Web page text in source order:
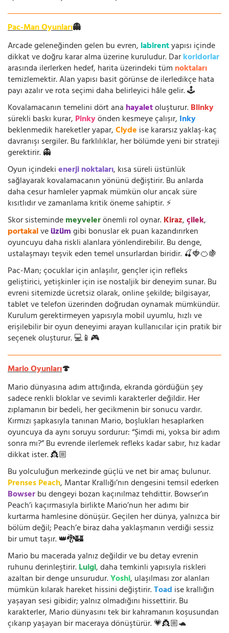
Pac-Man Oyunları👻
Arcade geleneğinden gelen bu evren, labirentyapısı içinde
dikkat ve doğru karar alma üzerine kuruludur. Darkoridorlar
arasında ilerlerken hedef, harita üzerindeki tüm noktaları
temizlemektir. Alan yapısı basit görünse de ilerledikçe hata
payı azalır ve rota seçimi daha belirleyici hâle gelir. 🕹️
Kovalamacanın temelini dört ana hayaletoluşturur.Blinky
sürekli baskı kurar, Pinkyönden kesmeye çalışır, Inky
beklenmedik hareketler yapar,Clyde ise kararsız yaklaş-kaç
davranışı sergiler. Bu farklılıklar, her bölümde yeni bir strateji
gerektirir. 👻
Oyun içindekienerji noktaları, kısa süreli üstünlük
sağlayarak kovalamacanın yönünü değiştirir. Bu anlarda
daha cesur hamleler yapmak mümkün olur ancak süre
kısıtlıdır ve zamanlama kritik öneme sahiptir. ⚡
Skor sistemindemeyvelerönemli rol oynar.Kiraz,çilek,
portakalveüzümgibi bonuslar ek puan kazandırırken
oyuncuyu daha riskli alanlara yönlendirebilir. Bu denge,
ustalaşmayı teşvik eden temel unsurlardan biridir. 🍒🍓🍊🍇
Pac-Man; çocuklar için anlaşılır, gençler için refleks
geliştirici, yetişkinler için ise nostaljik bir deneyim sunar. Bu
evreni sitemizde ücretsiz olarak, online şekilde; bilgisayar,
tablet ve telefon üzerinden doğrudan oynamak mümkündür.
Kurulum gerektirmeyen yapısıyla mobil uyumlu, hızlı ve
erişilebilir bir oyun deneyimi arayan kullanıcılar için pratik bir
seçenek oluşturur. 💻📱🎮
Mario Oyunları🍄
Mario dünyasına adım attığında, ekranda gördüğün şey
sadece renkli bloklar ve sevimli karakterler değildir. Her
zıplamanın bir bedeli, her gecikmenin bir sonucu vardır.
Kırmızı şapkasıyla tanınan Mario, boşlukları hesaplarken
oyuncuya da aynı soruyu sordurur: “Şimdi mi, yoksa bir adım
sonra mı?” Bu evrende ilerlemek refleks kadar sabır, hız kadar
dikkat ister. 👸🏼
Bu yolculuğun merkezinde güçlü ve net bir amaç bulunur.
Prenses Peach, Mantar Krallığı’nın dengesini temsil ederken
Bowserbu dengeyi bozan kaçınılmaz tehdittir. Bowser’ın
Peach’i kaçırmasıyla birlikte Mario’nun her adımı bir
kurtarma hamlesine dönüşür. Geçilen her dünya, yalnızca bir
bölüm değil; Peach’e biraz daha yaklaşmanın verdiği sessiz
bir umut taşır. 👑🐉🏰
Mario bu macerada yalnız değildir ve bu detay evrenin
ruhunu derinleştirir.Luigi, daha temkinli yapısıyla riskleri
azaltan bir denge unsurudur.Yoshi, ulaşılması zor alanları
mümkün kılarak hareket hissini değiştirir.Toad ise krallığın
yaşayan sesi gibidir; yalnız olmadığını hissettirir. Bu
karakterler, Mario dünyasını tek bir kahramanın koşusundan
çıkarıp yaşayan bir maceraya dönüştürür. 💗👸🏼🐢